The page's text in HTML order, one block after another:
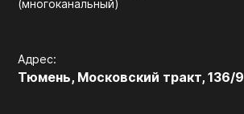
(многоканальный)
Адрес:
Тюмень, Московский тракт, 136/9